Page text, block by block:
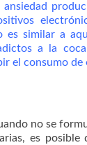
ansiedad
es similar a
a la
el consumo de
no se
es